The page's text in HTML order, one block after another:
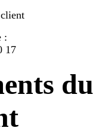
:
17
du